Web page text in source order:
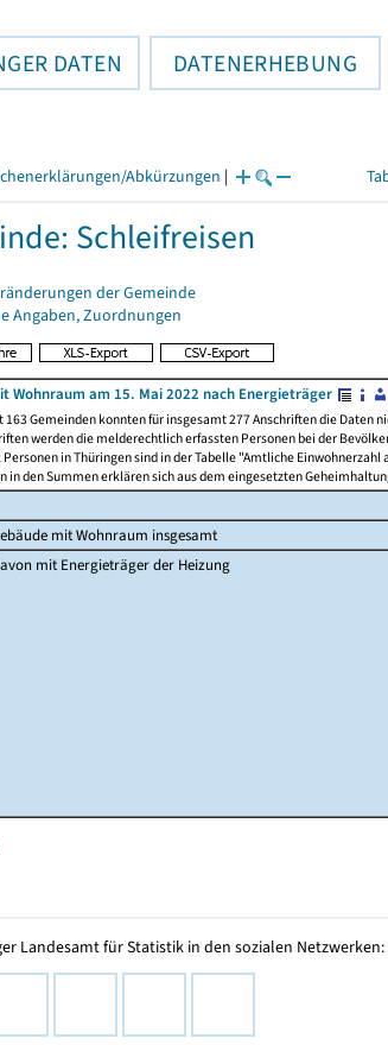
DATEN DATENERHEBUNG
Abkürzungen |
Schleifreisen
der Gemeinde
Angaben, Zuordnungen
Wohnraum am 15. Mai 2022 nach Energieträger
163 Gemeinden konnten für insgesamt 277 Anschriften die
werden die melderechtlich erfassten Personen bei der
in Thüringen sind in der Tabelle "Amtliche
in den Summen erklären sich aus dem eingesetzten
mit Wohnraum insgesamt
mit Energieträger der Heizung
Landesamt für Statistik in den sozialen Netzwerken: